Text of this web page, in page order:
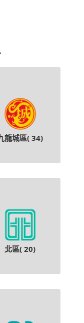
龍城區(34)
北區( 20)